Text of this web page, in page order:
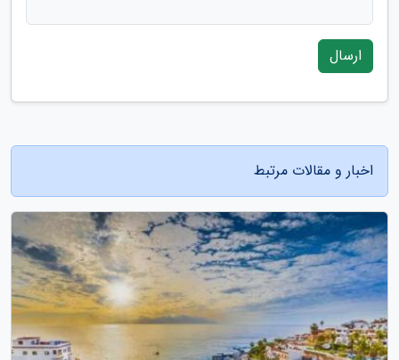
ارسال
اخبار و مقالات مرتبط